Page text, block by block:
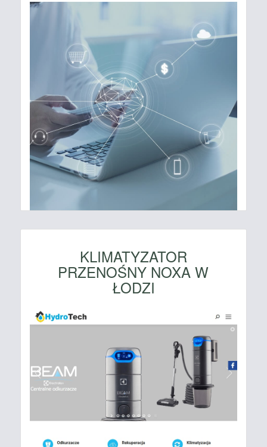
KLIMATYZATOR
PRZENOŚNY NOXA W
ŁODZI